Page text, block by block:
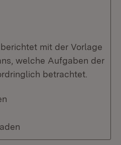
mit der Vorlage
welche Aufgaben der
betrachtet.